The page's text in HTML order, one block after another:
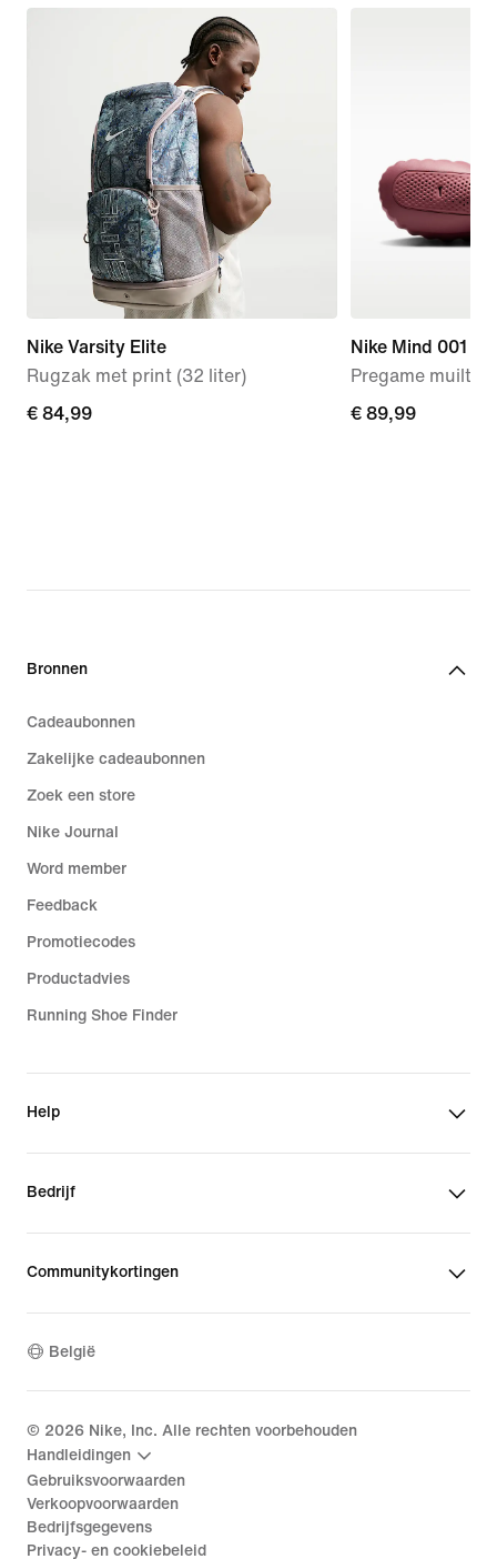
Nike Varsity Elite
Rugzak met print (32 liter)
€ 84,99
€ 84,99
Nike Mind 001
Pregame
€ 89,99
€ 89,99
Bronnen
Cadeaubonnen
Zakelijke cadeaubonnen
Zoek een store
Nike Journal
Word member
Feedback
Promotiecodes
Productadvies
Running Shoe Finder
Help
Bedrijf
Communitykortingen
België
© 2026 Nike, Inc. Alle rechten voorbehouden
Handleidingen
Gebruiksvoorwaarden
Verkoopvoorwaarden
Bedrijfsgegevens
Privacy- en cookiebeleid